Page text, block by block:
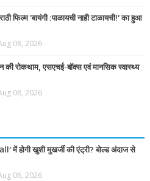
फिल्म 'बायंगी :पाळायची नाही टाळायची!' का हुआ
08, 2026
की रोकथाम, एसएचई-बॉक्स एवं मानसिक स्वास्थ्य
08, 2026
में होगी खुशी मुखर्जी की एंट्री? बोल्ड अंदाज से
06, 2026